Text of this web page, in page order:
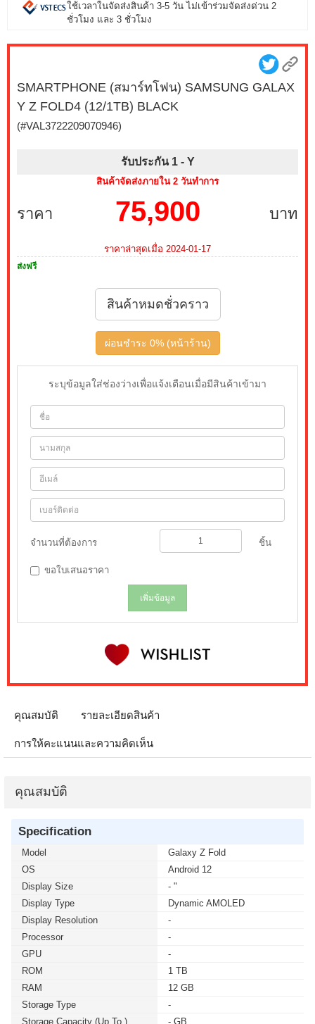
ใช้เวลาในจัดส่งสินค้า 3-5 วัน ไม่เข้าร่วมจัดส่งด่วน 2
ชั่วโมง และ 3 ชั่วโมง
SMARTPHONE (สมาร์ทโฟน) SAMSUNG GALAX
Y Z FOLD4 (12/1TB) BLACK
(#VAL3722209070946)
รับประกัน 1 - Y
สินค้าจัดส่งภายใน 2 วันทำการ
ราคา บาท
75,900
ราคาล่าสุดเมื่อ 2024-01-17
ส่งฟรี
สินค้าหมดชั่วคราว
ผ่อนชำระ 0% (หน้าร้าน)
ระบุข้อมูลใส่ช่องว่างเพื่อแจ้งเตือนเมื่อมีสินค้าเข้ามา
จำนวนที่ต้องการ ชิ้น
ขอใบเสนอราคา
เพิ่มข้อมูล
คุณสมบัติ รายละเอียดสินค้า
การให้คะแนนและความคิดเห็น
คุณสมบัติ
Specification
Model
Galaxy Z Fold
OS
Android 12
Display Size
- "
Display Type
Dynamic AMOLED
Display Resolution
-
Processor
-
GPU
-
ROM
1 TB
RAM
12 GB
Storage Type
-
Storage Capacity (up To )
- GB